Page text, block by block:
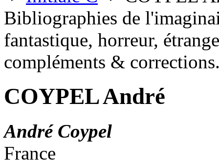
Bibliographies de
fantastique, horreur,
compléments &
COYPEL André
André Coypel
France